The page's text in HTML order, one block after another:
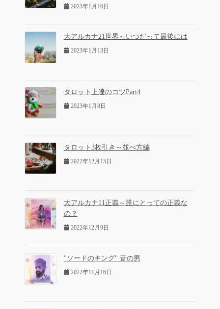
2023年1月16日
大アルカナ21世界～いつだって最後には
2023年1月13日
タロット上達のコツPart4
2023年1月8日
タロット3枚引き～並べ方編
2022年12月15日
大アルカナ11正義～誰にとっての正義な
の？
2022年12月9日
"ソードのキング" 昔の男
2022年11月16日